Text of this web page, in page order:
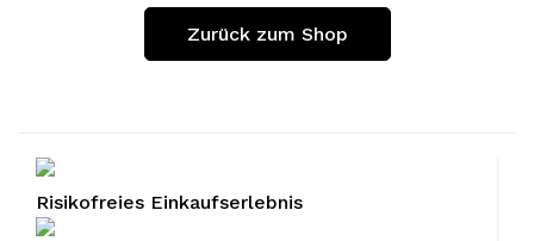
Zurück zum Shop
Risikofreies Einkaufserlebnis